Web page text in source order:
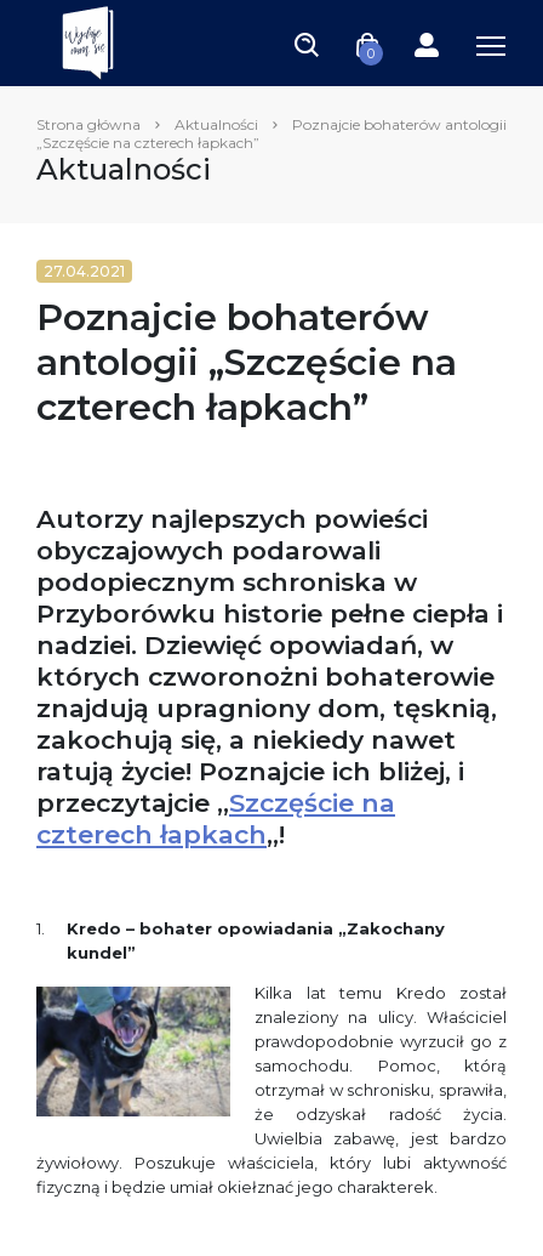
0
Strona główna Aktualności
Poznajcie bohaterów antologii
„Szczęście na czterech łapkach”
Aktualności
27.04.2021
Poznajcie bohaterów
antologii „Szczęście na
czterech łapkach”
Autorzy najlepszych powieści
obyczajowych podarowali
podopiecznym schroniska w
Przyborówku historie pełne ciepła i
nadziei. Dziewięć opowiadań, w
których czworonożni bohaterowie
znajdują upragniony dom, tęsknią,
zakochują się, a niekiedy nawet
ratują życie! Poznajcie ich bliżej, i
przeczytajcie „Szczęście na
czterech łapkach„!
Kredo – bohater opowiadania „Zakochany
kundel”
Kilka lat temu Kredo został
znaleziony na ulicy. Właściciel
prawdopodobnie wyrzucił go z
samochodu. Pomoc, którą
otrzymał w schronisku, sprawiła,
że odzyskał radość życia.
Uwielbia zabawę, jest bardzo
żywiołowy. Poszukuje właściciela, który lubi aktywność
fizyczną i będzie umiał okiełznać jego charakterek.